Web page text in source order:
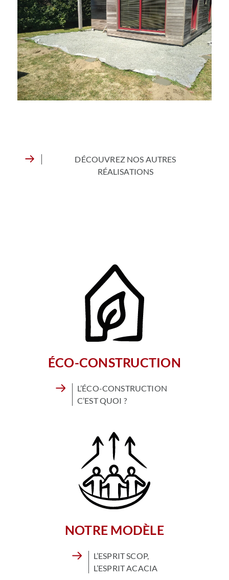
DÉCOUVREZ NOS AUTRES
RÉALISATIONS
ÉCO-CONSTRUCTION
L’ÉCO-CONSTRUCTION
C’EST QUOI ?
NOTRE MODÈLE
L’ESPRIT SCOP,
L’ESPRIT ACACIA